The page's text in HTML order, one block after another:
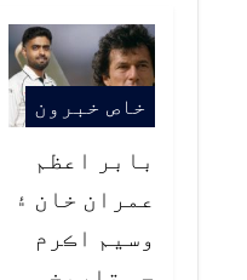
خاص خبرون
بابر اعظم
عمران خان ۽
وسيم اڪرم